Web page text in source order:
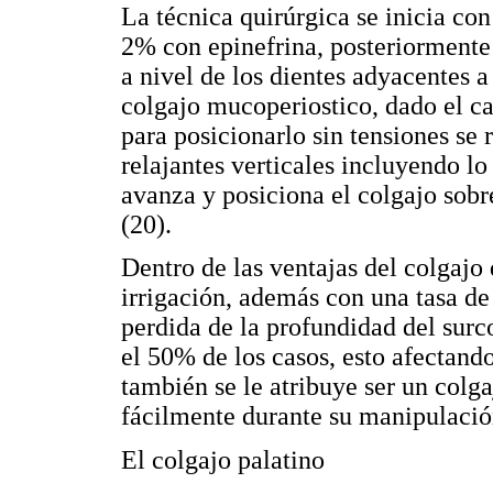
La técnica quirúrgica se inicia
2% con epinefrina,
a nivel de los dientes adyacentes
colgajo mucoperiostico, dado el
para posicionarlo sin tensiones
relajantes verticales incluyendo
avanza y posiciona el colgajo
(20).
Dentro de las ventajas del
irrigación, además con una tasa
perdida de la profundidad del
el 50% de los casos, esto
también se le atribuye ser un
fácilmente durante su
El colgajo palatino